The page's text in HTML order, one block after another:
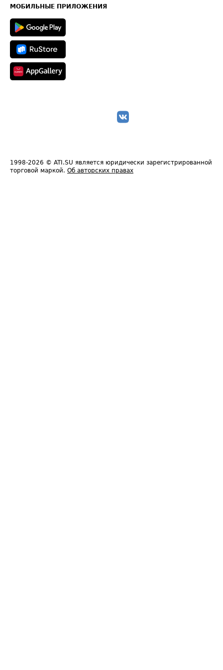
Техническая информация
МОБИЛЬНЫЕ ПРИЛОЖЕНИЯ
1998-2026 © ATI.SU является юридически зарегистрированной
торговой маркой. Об авторских правах